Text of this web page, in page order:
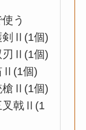
う
剣Ⅱ(1個)
刃Ⅱ(1個)
Ⅱ(1個)
槍Ⅱ(1個)
叉戟Ⅱ(1